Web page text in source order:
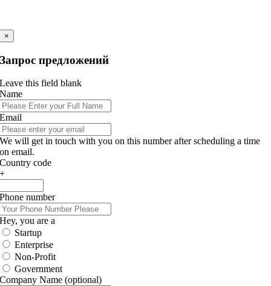
×
Запрос предложений
Leave this field blank
Name
Email
We will get in touch with you on this number after scheduling a time
on email.
Country code
+
Phone number
Hey, you are a
Startup
Enterprise
Non-Profit
Government
Company Name (optional)